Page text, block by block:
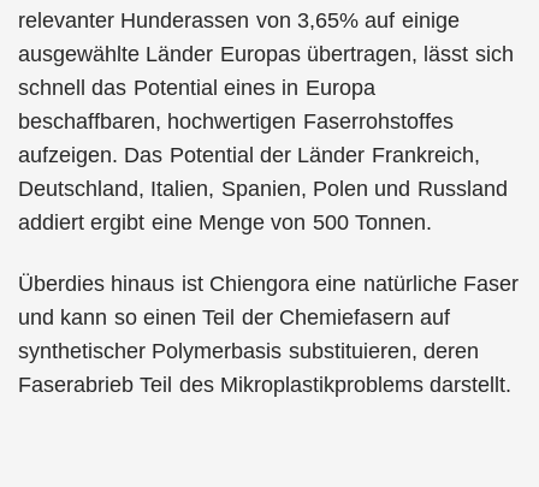
relevanter Hunderassen von 3,65% auf einige
ausgewählte Länder Europas übertragen, lässt sich
schnell das Potential eines in Europa
beschaffbaren, hochwertigen Faserrohstoffes
aufzeigen. Das Potential der Länder Frankreich,
Deutschland, Italien, Spanien, Polen und Russland
addiert ergibt eine Menge von 500 Tonnen.
Überdies hinaus ist Chiengora eine natürliche Faser
und kann so einen Teil der Chemiefasern auf
synthetischer Polymerbasis substituieren, deren
Faserabrieb Teil des Mikroplastikproblems darstellt.